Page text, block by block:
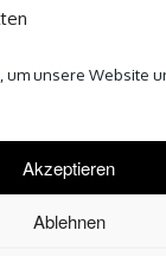
um unsere Website
Akzeptieren
Ablehnen
Media